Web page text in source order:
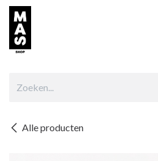
Overslaan naar inhoud
Alle producten